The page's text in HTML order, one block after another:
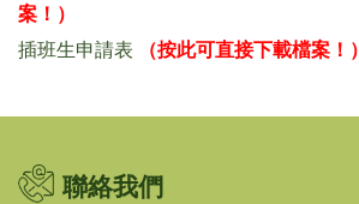
案！）
插班生申請表
（按此可直接下載檔案！）
聯絡我們